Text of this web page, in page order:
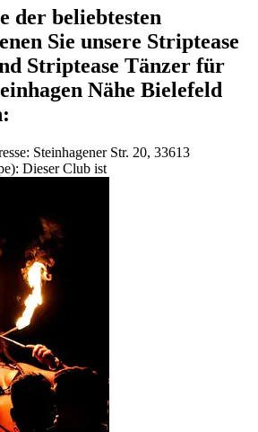
der beliebtesten
Sie unsere Striptease
Striptease Tänzer für
Nähe Bielefeld
Steinhagener Str. 20, 33613
Dieser Club ist